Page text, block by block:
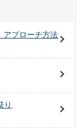
アプローチ方法
り